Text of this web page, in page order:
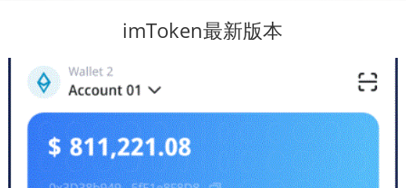
imToken最新版本